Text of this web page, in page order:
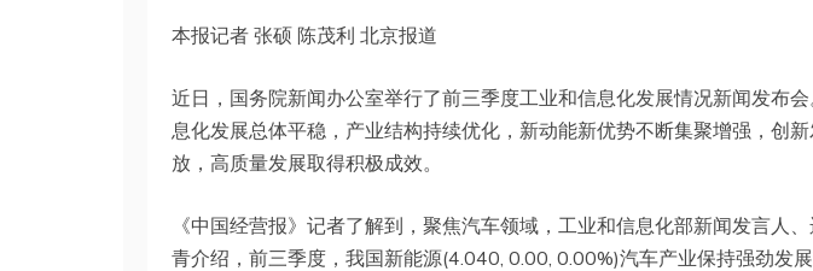
本报记者 张硕 陈茂利 北京报道
近日，国务院新闻办公室举行了前三季度工业和信息化发展情况新闻发布
息化发展总体平稳，产业结构持续优化，新动能新优势不断集聚增强，创
放，高质量发展取得积极成效。
《中国经营报》记者了解到，聚焦汽车领域，工业和信息化部新闻发言人
青介绍，前三季度，我国新能源(4.040, 0.00, 0.00%)汽车产业保持强劲发展